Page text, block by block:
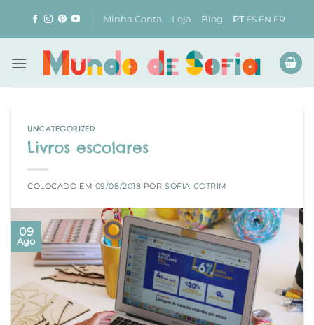
content
Minha Conta Loja Blog PT ES EN FR
UNCATEGORIZED
Livros escolares
COLOCADO EM 09/08/2018 PORSOFIA COTRIM
09
Ago